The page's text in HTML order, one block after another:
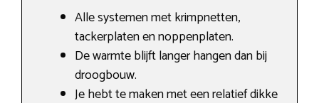
Alle systemen met krimpnetten,
tackerplaten en noppenplaten.
De warmte blijft langer hangen dan bij
droogbouw.
Je hebt te maken met een relatief dikke